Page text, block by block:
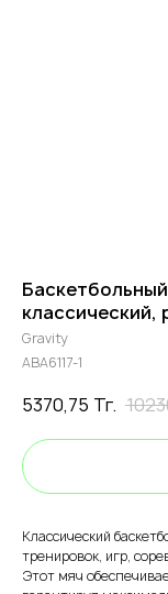
классический,
Gravity
ABA6117-1
5370,75 Тг.
Классический
тренировок, игр,
Этот мяч